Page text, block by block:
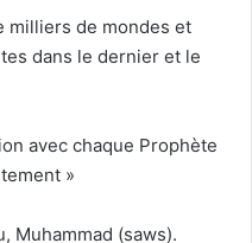
milliers de mondes et
dans le dernier et le
avec chaque Prophète
»
Muhammad (saws).